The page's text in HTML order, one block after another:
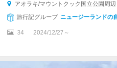
アオラキ/マウントクック国立公園周辺
旅行記グループ ニュージーランドの
34 2024/12/27～